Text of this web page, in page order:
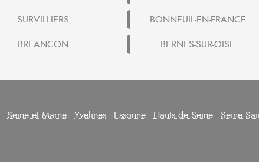
SURVILLIERS
BONNEUIL-EN-FRANCE
BREANCON BERNES-SUR-OISE
-Seine et Marne -Yvelines -Essonne -Hauts de Seine -Seine